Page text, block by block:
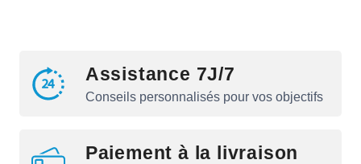
Assistance 7J/7
Conseils personnalisés pour vos objectifs
Paiement à la livraison